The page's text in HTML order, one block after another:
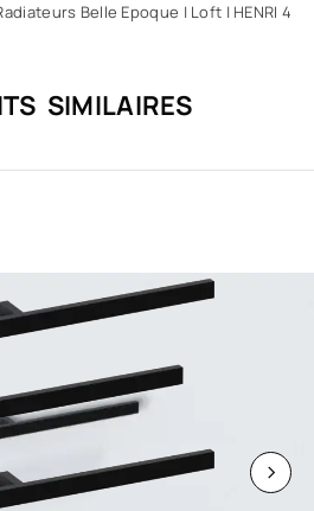
Belle Epoque | Loft | HENRI 4
SIMILAIRES